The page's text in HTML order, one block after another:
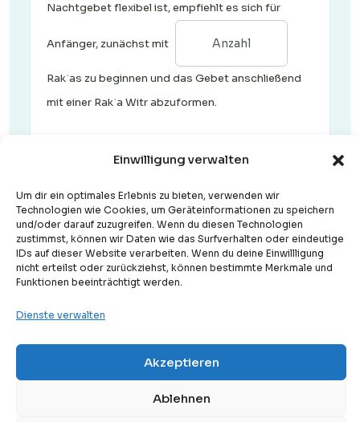
Einwilligung verwalten
Um dir ein optimales Erlebnis zu bieten, verwenden wir
Technologien wie Cookies, um Geräteinformationen zu speichern
und/oder darauf zuzugreifen. Wenn du diesen Technologien
zustimmst, können wir Daten wie das Surfverhalten oder eindeutige
IDs auf dieser Website verarbeiten. Wenn du deine Einwillligung
nicht erteilst oder zurückziehst, können bestimmte Merkmale und
Funktionen beeinträchtigt werden.
Dienste verwalten
Akzeptieren
Ablehnen
Nachtgebet flexibel ist, empfiehlt es sich für
Anfänger, zunächst mit
Rakʿas zu beginnen und das Gebet anschließend
mit einer Rakʿa Witr abzuformen.
Welcher Grundsatz gilt laut dem Text bezüglich der
Anzahl und Qualität der Gebetseinheiten (Rakʿas)?
Das Wichtigste ist es, so viele
Rakʿas wie möglich so schnell wie
Kostenlose Probestunde